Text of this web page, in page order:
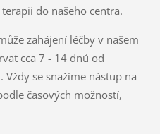
do našeho centra.
zahájení léčby v našem
cca 7 - 14 dnů od
se snažíme nástup na
časových možností,